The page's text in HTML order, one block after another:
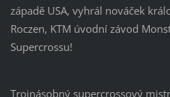
západě USA, vyhrál nováček
Roczen, KTM úvodní závod
Supercrossu!
Trojnásobný supercrossový